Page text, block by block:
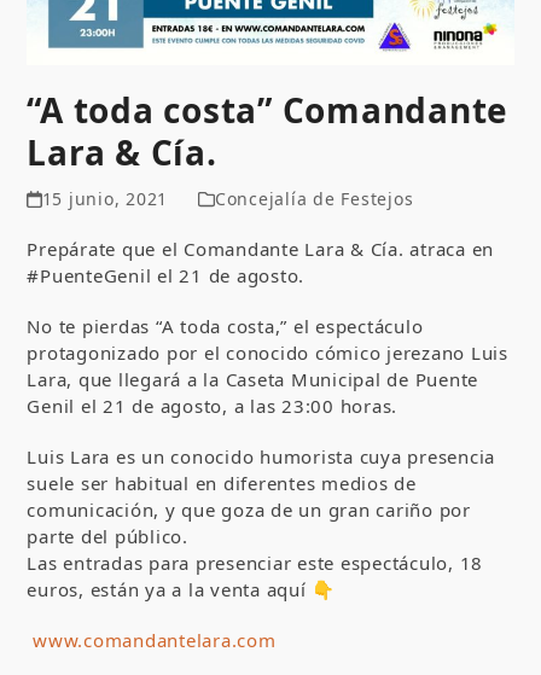
“A toda costa” Comandante
Lara & Cía.
15 junio, 2021 Concejalía de Festejos
Prepárate que el Comandante Lara & Cía. atraca en
#PuenteGenil el 21 de agosto.
No te pierdas “A toda costa,” el espectáculo
protagonizado por el conocido cómico jerezano Luis
Lara, que llegará a la Caseta Municipal de Puente
Genil el 21 de agosto, a las 23:00 horas.
Luis Lara es un conocido humorista cuya presencia
suele ser habitual en diferentes medios de
comunicación, y que goza de un gran cariño por
parte del público.
Las entradas para presenciar este espectáculo, 18
euros, están ya a la venta aquí 👇
www.comandantelara.com